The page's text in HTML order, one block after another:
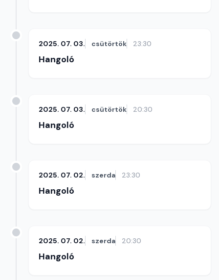
2025. 07. 03. csütörtök 23:30
Hangoló
2025. 07. 03. csütörtök 20:30
Hangoló
2025. 07. 02. szerda 23:30
Hangoló
2025. 07. 02. szerda 20:30
Hangoló